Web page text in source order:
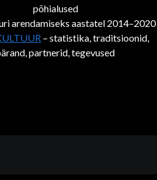
põhialused
arendamiseks aastatel 2014–2020
– statistika, traditsioonid,
partnerid, tegevused